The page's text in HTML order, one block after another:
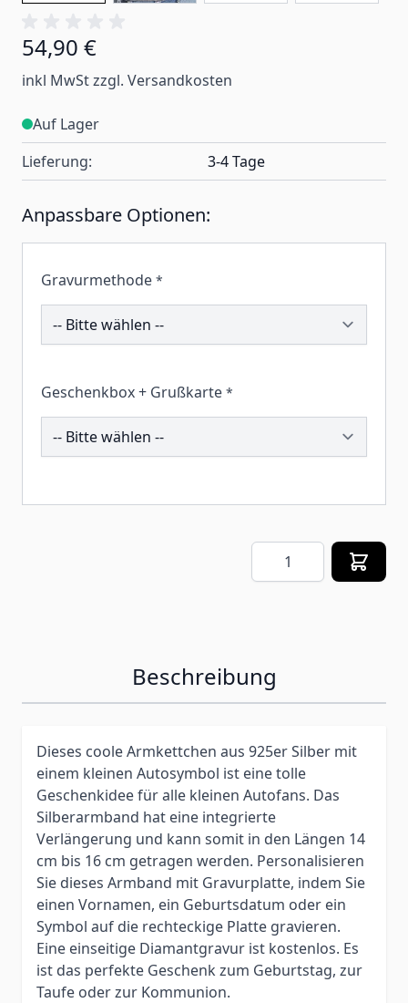
54,90 €
inkl MwSt zzgl. Versandkosten
Auf Lager
Lieferung:
3-4 Tage
Anpassbare Optionen:
Gravurmethode *
201287
Geschenkbox + Grußkarte *
260055
Menge
Beschreibung
Dieses coole Armkettchen aus 925er Silber mit
einem kleinen Autosymbol ist eine tolle
Geschenkidee für alle kleinen Autofans. Das
Silberarmband hat eine integrierte
Verlängerung und kann somit in den Längen 14
cm bis 16 cm getragen werden. Personalisieren
Sie dieses Armband mit Gravurplatte, indem Sie
einen Vornamen, ein Geburtsdatum oder ein
Symbol auf die rechteckige Platte gravieren.
Eine einseitige Diamantgravur ist kostenlos. Es
ist das perfekte Geschenk zum Geburtstag, zur
Taufe oder zur Kommunion.